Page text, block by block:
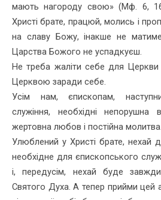
мають нагороду свою» (Мф. 6,
Христі брате, працюй, молись і
на славу Божу, інакше не
Царства Божого не успадкуєш.
Не треба жаліти себе для Церкви
Церквою заради себе.
Усім нам, єпископам,
служіння, необхідні непорушна
жертовна любов і постійна молитва.
Улюблений у Христі брате, нехай
необхідне для єпископського
і, передусім, нехай буде
Святого Духа. А тепер прийми цей